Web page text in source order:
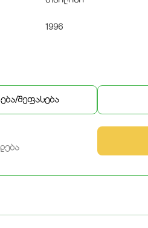
1996
შეფასება